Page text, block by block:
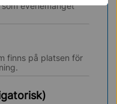
evenemanget
finns på platsen för